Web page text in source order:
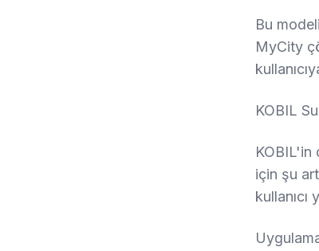
Bu
MyCity
KOBIL
KOBIL'in
için şu